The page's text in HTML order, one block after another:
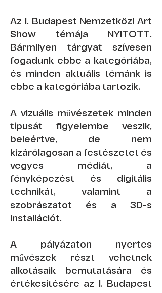
Az I. Budapest Nemzetközi Art
Show témája NYITOTT.
Bármilyen tárgyat szívesen
fogadunk ebbe a kategóriába,
és minden aktuális témánk is
ebbe a kategóriába tartozik.
A vizuális művészetek minden
típusát figyelembe veszik,
beleértve, de nem
kizárólagosan a festészetet és
vegyes médiát, a
fényképezést és digitális
technikát, valamint a
szobrászatot és a 3D-s
installációt.
A pályázaton nyertes
művészek részt vehetnek
alkotásaik bemutatására és
értékesítésére az I. Budapest